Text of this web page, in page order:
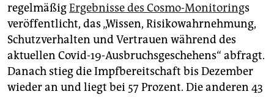
regelmäßigErgebnisse des Cosmo-Monitorings
veröffentlicht, das „Wissen, Risikowahrnehmung,
Schutzverhalten und Vertrauen während des
aktuellen Covid-19-Ausbruchsgeschehens“ abfragt.
Danach stieg die Impfbereitschaft bis Dezember
wieder an und liegt bei 57 Prozent. Die anderen 43